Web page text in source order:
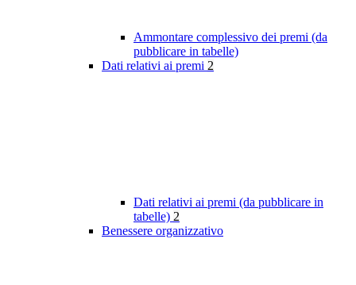
Ammontare complessivo dei premi (da
pubblicare in tabelle)
Dati relativi ai premi 2
Dati relativi ai premi (da pubblicare in
tabelle) 2
Benessere organizzativo